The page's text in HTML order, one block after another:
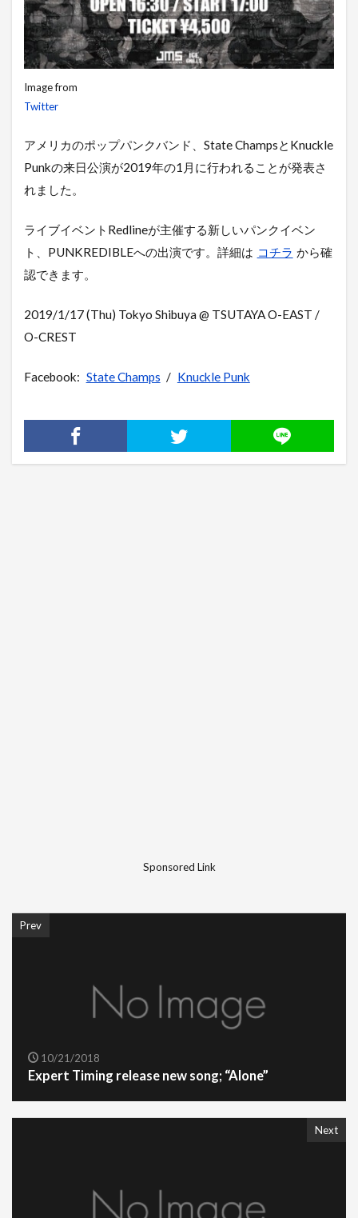
Image from
Twitter
アメリカのポップパンクバンド、State ChampsとKnuckle
Punkの来日公演が2019年の1月に行われることが発表さ
れました。
ライブイベントRedlineが主催する新しいパンクイベン
ト、PUNKREDIBLEへの出演です。詳細は コチラ から確
認できます。
2019/1/17 (Thu) Tokyo Shibuya @ TSUTAYA O-EAST /
O-CREST
Facebook: State Champs / Knuckle Punk
Sponsored Link
Prev
10/21/2018
Expert Timing release new song; “Alone”
Next